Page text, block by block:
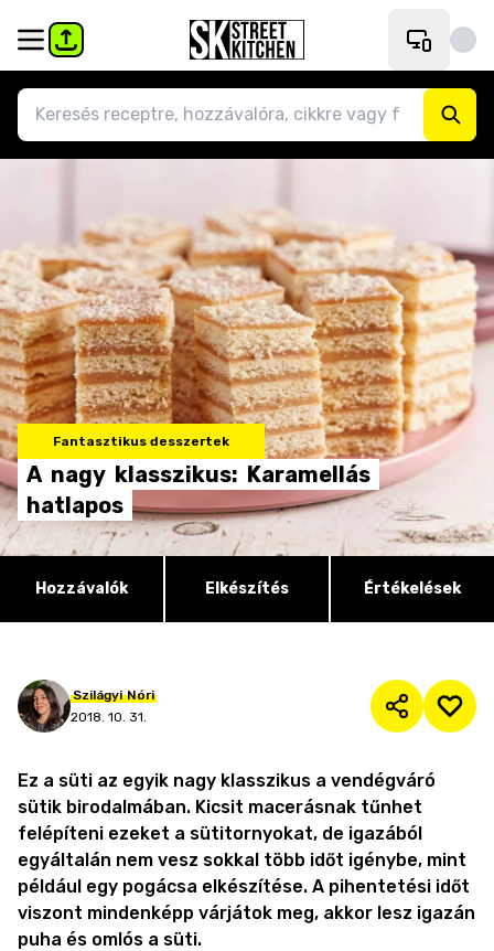
Fantasztikus desszertek
A nagy klasszikus: Karamellás
hatlapos
Hozzávalók Elkészítés Értékelések
Szilágyi Nóri
2018. 10. 31.
Ez a süti az egyik nagy klasszikus a vendégváró
sütik birodalmában. Kicsit macerásnak tűnhet
felépíteni ezeket a sütitornyokat, de igazából
egyáltalán nem vesz sokkal több időt igénybe, mint
például egy pogácsa elkészítése. A pihentetési időt
viszont mindenképp várjátok meg, akkor lesz igazán
puha és omlós a süti.